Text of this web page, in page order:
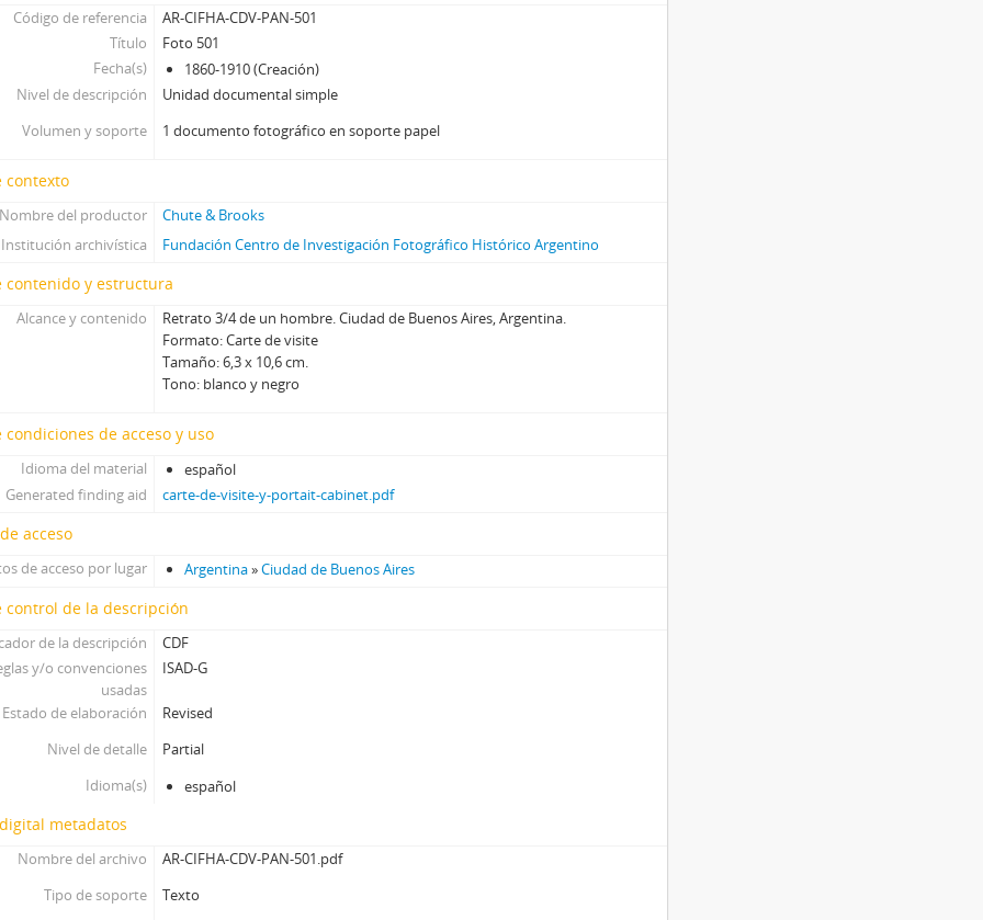
[Unidad documental simple] Foto 536, 1860-1910
[Unidad documental simple] Foto 537, 1860-1910
[Unidad documental simple] Foto 538, 1860-1910
[Unidad documental simple] Foto 539, 1860-1910
[Unidad documental simple] Foto 541, 1860-1910
[Unidad documental simple] Foto 544, 1860-1910
[Unidad documental simple] Foto 545, 1860-1910
[Unidad documental simple] Foto 546, 1860-1910
[Unidad documental simple] Foto 547, 1860-1910
[Unidad documental simple] Foto 548, 1860-1910
[Unidad documental simple] Foto 549, 1860-1910
[Unidad documental simple] Foto 550, 1860-1910
[Unidad documental simple] Foto 552, 1860-1910
[Unidad documental simple] Foto 553, 1860-1910
[Unidad documental simple] Foto 554, 1860-1910
[Unidad documental simple] Foto 556, 1860-1910
[Unidad documental simple] Foto 557, 1860-1910
[Unidad documental simple] Foto 559, 1860-1910
[Unidad documental simple] Foto 560, 1860-1910
[Unidad documental simple] Foto 561, 1860-1910
[Unidad documental simple] Foto 562, 1860-1910
[Unidad documental simple] Foto 563, 1860-1910
[Unidad documental simple] Foto 564, 1860-1910
[Unidad documental simple] Foto 566, 1860-1910
[Unidad documental simple] Foto 567, 1860-1910
[Unidad documental simple] Foto 568, 1860-1910
[Unidad documental simple] Foto 570, 1860-1910
Código de referencia
AR-CIFHA-CDV-PAN-501
Título
Foto 501
Fecha(s)
1860-1910 (Creación)
Nivel de descripción
Unidad documental simple
Volumen y soporte
1 documento fotográfico en soporte papel
contexto
Nombre del productor
Chute & Brooks
Institución archivística
Fundación Centro de Investigación Fotográfico Histórico Argentino
contenido y estructura
Alcance y contenido
Retrato 3/4 de un hombre. Ciudad de Buenos Aires, Argentina.
Formato: Carte de visite
Tamaño: 6,3 x 10,6 cm.
Tono: blanco y negro
condiciones de acceso y uso
Idioma del material
español
Generated finding aid
carte-de-visite-y-portait-cabinet.pdf
acceso
de acceso por lugar Argentina»Ciudad de Buenos Aires
control de la descripción
de la descripción
CDF
y/o convenciones
usadas
ISAD-G
Estado de elaboración
Revised
Nivel de detalle
Partial
Idioma(s)
español
metadatos
Nombre del archivo
AR-CIFHA-CDV-PAN-501.pdf
Tipo de soporte
Texto